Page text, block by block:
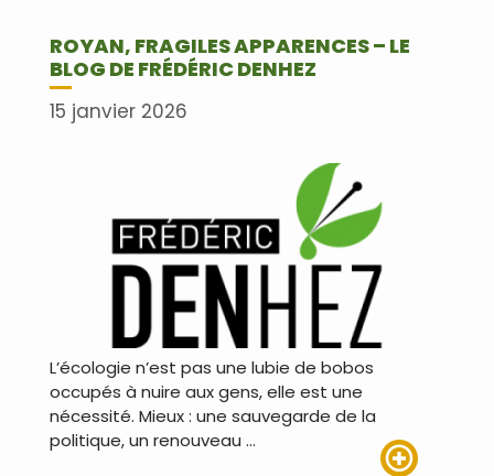
ROYAN, FRAGILES APPARENCES – LE
BLOG DE FRÉDÉRIC DENHEZ
15 janvier 2026
L’écologie n’est pas une lubie de bobos
occupés à nuire aux gens, elle est une
nécessité. Mieux : une sauvegarde de la
politique, un renouveau …